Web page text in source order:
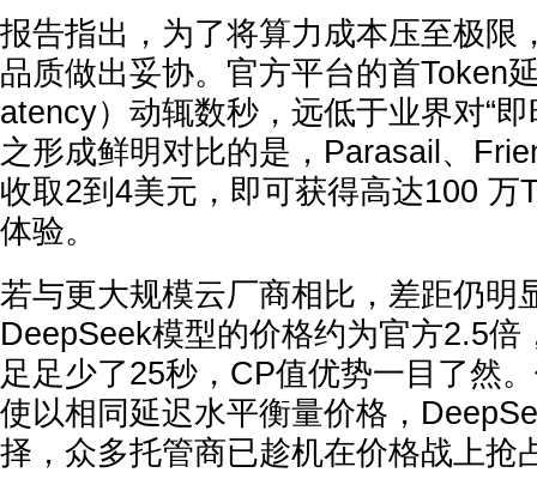
报告指出，为了将算力成本压至极限
品质做出妥协。官方平台的首Token
atency）动辄数秒，远低于业界对“
之形成鲜明对比的是，Parasail、
收取2到4美元，即可获得高达100 万
体验。
若与更大规模云厂商相比，差距仍明
DeepSeek模型的价格约为官方2.5倍
足足少了25秒，CP值优势一目了然
使以相同延迟水平衡量价格，
择，众多托管商已趁机在价格战上抢